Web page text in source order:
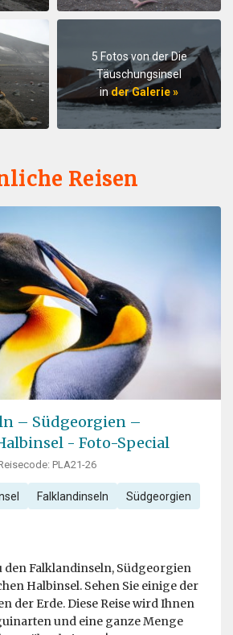
5 Fotos von der Die
Täuschungsinsel
inder Galerie »
Reisen
– Südgeorgien –
- Foto-Special
PLA21-26
Falklandinseln Südgeorgien
den Falklandinseln, Südgeorgien
Halbinsel. Sehen Sie einige der
der Erde. Diese Reise wird Ihnen
und eine ganze Menge